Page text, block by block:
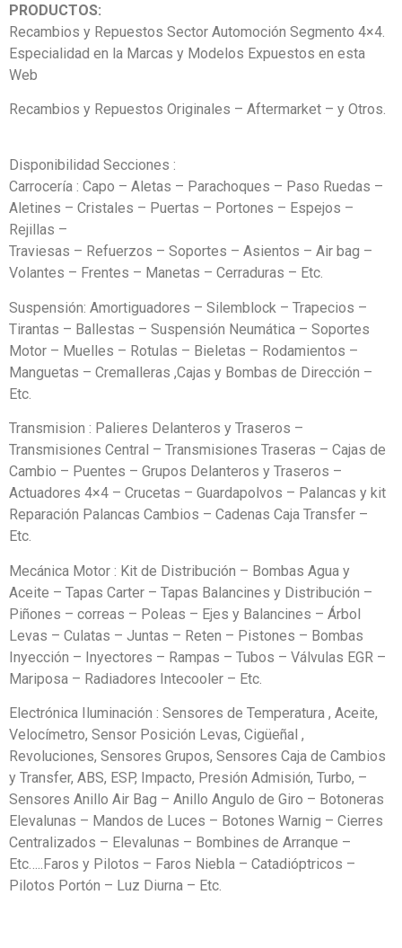
PRODUCTOS:
Recambios y Repuestos Sector Automoción Segmento 4×4.
Especialidad en la Marcas y Modelos Expuestos en esta
Web
Recambios y Repuestos Originales – Aftermarket – y Otros.
Disponibilidad Secciones :
Carrocería : Capo – Aletas – Parachoques – Paso Ruedas –
Aletines – Cristales – Puertas – Portones – Espejos –
Rejillas –
Traviesas – Refuerzos – Soportes – Asientos – Air bag –
Volantes – Frentes – Manetas – Cerraduras – Etc.
Suspensión: Amortiguadores – Silemblock – Trapecios –
Tirantas – Ballestas – Suspensión Neumática – Soportes
Motor – Muelles – Rotulas – Bieletas – Rodamientos –
Manguetas – Cremalleras ,Cajas y Bombas de Dirección –
Etc.
Transmision : Palieres Delanteros y Traseros –
Transmisiones Central – Transmisiones Traseras – Cajas de
Cambio – Puentes – Grupos Delanteros y Traseros –
Actuadores 4×4 – Crucetas – Guardapolvos – Palancas y kit
Reparación Palancas Cambios – Cadenas Caja Transfer –
Etc.
Mecánica Motor : Kit de Distribución – Bombas Agua y
Aceite – Tapas Carter – Tapas Balancines y Distribución –
Piñones – correas – Poleas – Ejes y Balancines – Árbol
Levas – Culatas – Juntas – Reten – Pistones – Bombas
Inyección – Inyectores – Rampas – Tubos – Válvulas EGR –
Mariposa – Radiadores Intecooler – Etc.
Electrónica Iluminación : Sensores de Temperatura , Aceite,
Velocímetro, Sensor Posición Levas, Cigüeñal ,
Revoluciones, Sensores Grupos, Sensores Caja de Cambios
y Transfer, ABS, ESP, Impacto, Presión Admisión, Turbo, –
Sensores Anillo Air Bag – Anillo Angulo de Giro – Botoneras
Elevalunas – Mandos de Luces – Botones Warnig – Cierres
Centralizados – Elevalunas – Bombines de Arranque –
Etc…..Faros y Pilotos – Faros Niebla – Catadióptricos –
Pilotos Portón – Luz Diurna – Etc.